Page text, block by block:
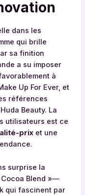
dans les
qui brille
sa finition
a su imposer
à
Up For Ever, et
références
Beauty. La
utilisateurs est ce
prixet une
surprise la
Cocoa Blend »—
qui fascinent par